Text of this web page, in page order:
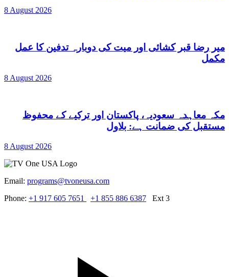
8 August 2026
میر رضا قبر کشائی اور میت کی دوبارہ تدفین کا عمل
مکمل
8 August 2026
مکہ معاہدہ سعودیہ، پاکستان اور ترکیے کے محفوظ
مستقبل کی ضمانت ہے: بلاول
8 August 2026
Email: programs@tvoneusa.com
Phone: +1 917 605 7651 +1 855 886 6387 Ext 3